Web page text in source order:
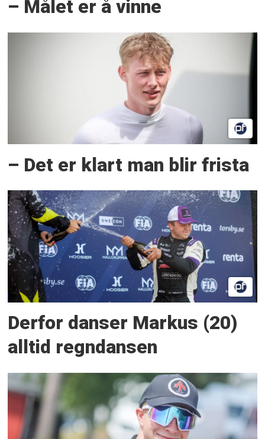
– Målet er å vinne
– Det er klart man blir frista
Derfor danser Markus (20)
alltid regndansen